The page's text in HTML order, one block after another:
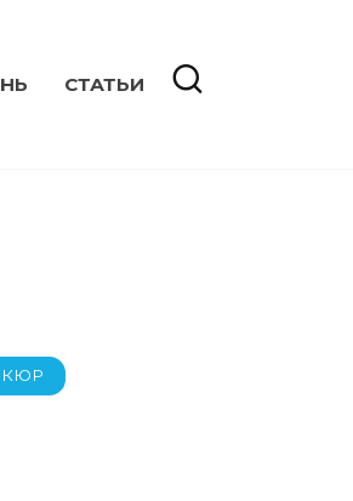
СТАТЬИ